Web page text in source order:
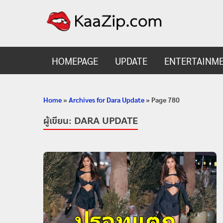
HOMEPAGE UPDATE
Home»Archives for Dara Update» Page 780
ผู้เขียน: DARA UPDATE